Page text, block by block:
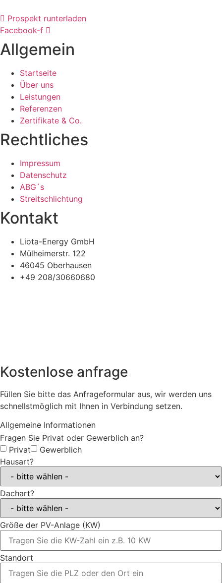
Prospekt runterladen
Facebook-f
Allgemein
Startseite
Über uns
Leistungen
Referenzen
Zertifikate & Co.
Rechtliches
Impressum
Datenschutz
ABG´s
Streitschlichtung
Kontakt
Liota-Energy GmbH
Mülheimerstr. 122
46045 Oberhausen
+49 208/30660680
Kostenlose anfrage
Füllen Sie bitte das Anfrageformular aus, wir werden uns
schnellstmöglich mit Ihnen in Verbindung setzen.
Allgemeine Informationen
Fragen Sie Privat oder Gewerblich an?
Privat
Gewerblich
Hausart?
Dachart?
Größe der PV-Anlage (KW)
Standort